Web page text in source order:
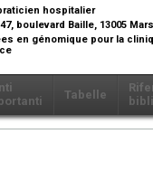
hospitalier
boulevard Baille, 13005
en génomique pour la
Tabelle